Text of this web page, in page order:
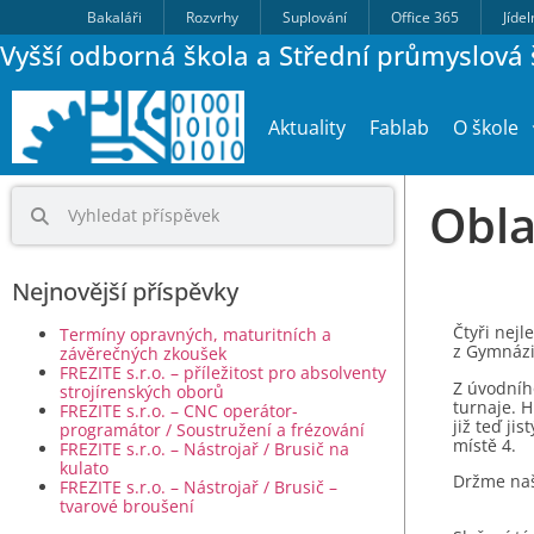
Bakaláři Rozvrhy Suplování Office 365
Vyšší odborná škola a Střední průmyslová
Aktuality Fablab O škole
Nejnovější příspěvky
Termíny opravných, maturitních a
závěrečných zkoušek
FREZITE s.r.o. – příležitost pro absolventy
strojírenských oborů
FREZITE s.r.o. – CNC operátor-
programátor / Soustružení a frézování
FREZITE s.r.o. – Nástrojař / Brusič na
kulato
FREZITE s.r.o. – Nástrojař / Brusič –
tvarové broušení
Čtyři
z
Z
turnaje.
již teď
místě 4.
Držme